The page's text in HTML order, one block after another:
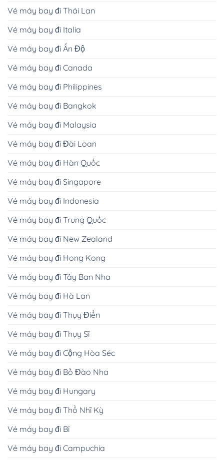
Vé máy bay đi Thái Lan
Vé máy bay đi Italia
Vé máy bay đi Ấn Độ
Vé máy bay đi Canada
Vé máy bay đi Philippines
Vé máy bay đi Bangkok
Vé máy bay đi Malaysia
Vé máy bay đi Đài Loan
Vé máy bay đi Hàn Quốc
Vé máy bay đi Singapore
Vé máy bay đi Indonesia
Vé máy bay đi Trung Quốc
Vé máy bay đi New Zealand
Vé máy bay đi Hong Kong
Vé máy bay đi Tây Ban Nha
Vé máy bay đi Hà Lan
Vé máy bay đi Thụy Điển
Vé máy bay đi Thụy Sĩ
Vé máy bay đi Cộng Hòa Séc
Vé máy bay đi Bồ Đào Nha
Vé máy bay đi Hungary
Vé máy bay đi Thổ Nhĩ Kỳ
Vé máy bay đi Bỉ
Vé máy bay đi Campuchia